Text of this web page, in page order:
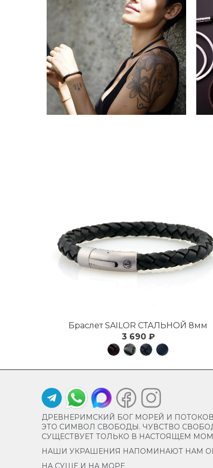
Браслет SAILOR СТАЛЬНОЙ 8мм
3 690 ₽
ДРЕВНЕРИМСКИЙ БОГ МОРЕЙ И ПОТОКОВ
ЭТО СИМВОЛ СВОБОДЫ. ЧУВСТВО
СУЩЕСТВУЕТ ТОЛЬКО В НАСТОЯЩЕМ
НАШИ УКРАШЕНИЯ НАПОМИНАЮТ НАМ
НА СУШЕ И НА МОРЕ